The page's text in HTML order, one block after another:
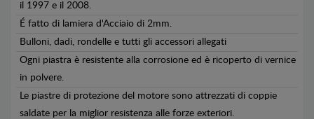
il 1997 e il 2008.
É fatto di lamiera d'Acciaio di 2mm.
Bulloni, dadi, rondelle e tutti gli accessori allegati
Ogni piastra è resistente alla corrosione ed è ricoperto di vernice
in polvere.
Le piastre di protezione del motore sono attrezzati di coppie
saldate per la miglior resistenza alle forze exteriori.